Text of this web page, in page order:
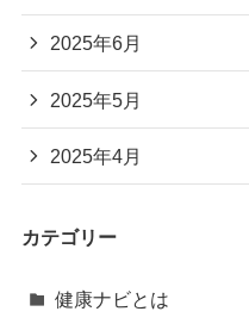
2025年6月
2025年5月
2025年4月
カテゴリー
健康ナビとは